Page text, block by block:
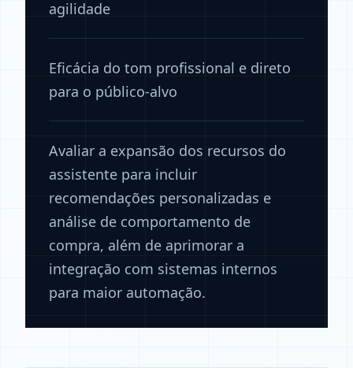
agilidade
Eficácia do tom profissional e direto
para o público-alvo
Avaliar a expansão dos recursos do
assistente para incluir
recomendações personalizadas e
análise de comportamento de
compra, além de aprimorar a
integração com sistemas internos
para maior automação.